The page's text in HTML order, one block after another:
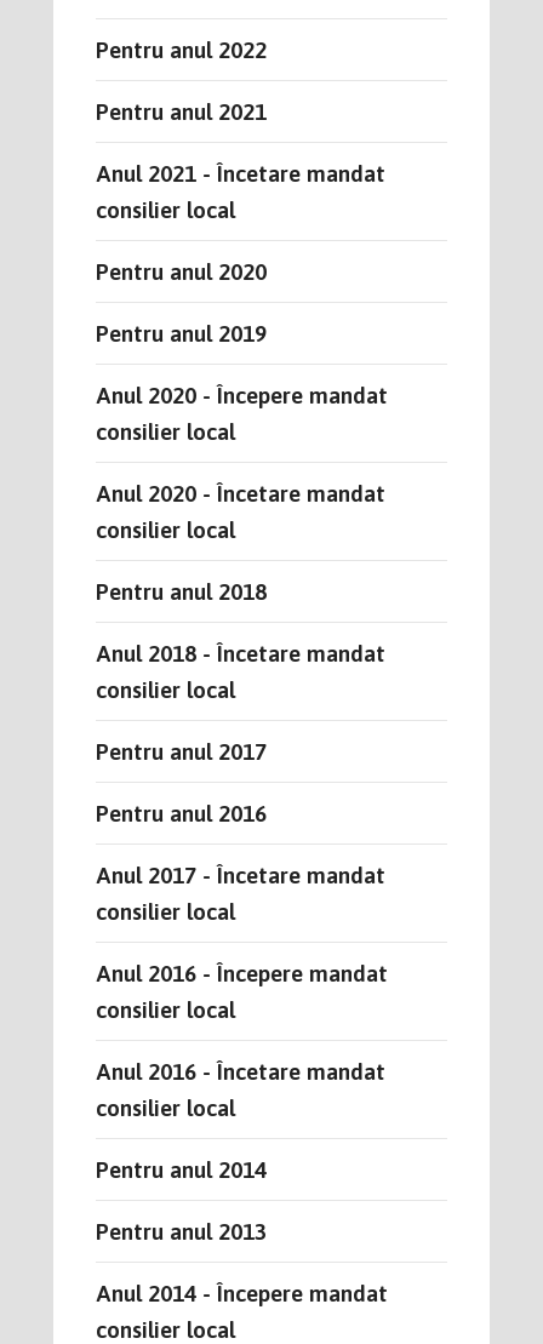
Pentru anul 2022
Pentru anul 2021
Anul 2021 - Încetare mandat
consilier local
Pentru anul 2020
Pentru anul 2019
Anul 2020 - Începere mandat
consilier local
Anul 2020 - Încetare mandat
consilier local
Pentru anul 2018
Anul 2018 - Încetare mandat
consilier local
Pentru anul 2017
Pentru anul 2016
Anul 2017 - Încetare mandat
consilier local
Anul 2016 - Începere mandat
consilier local
Anul 2016 - Încetare mandat
consilier local
Pentru anul 2014
Pentru anul 2013
Anul 2014 - Începere mandat
consilier local